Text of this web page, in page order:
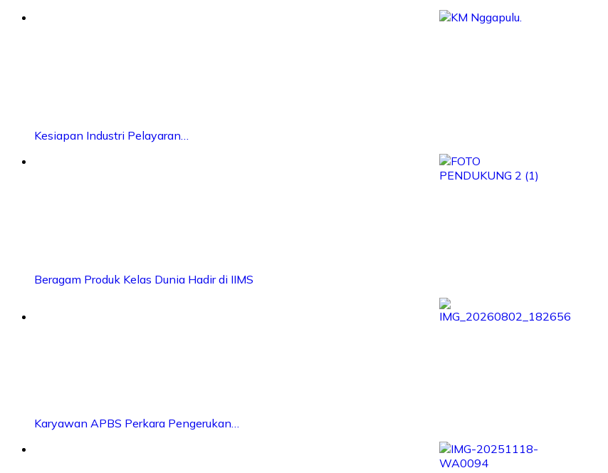
Kesiapan Industri Pelayaran…
Beragam Produk Kelas Dunia Hadir di IIMS
Karyawan APBS Perkara Pengerukan…